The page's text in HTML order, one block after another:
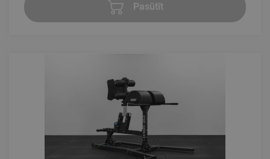
Pasūtīt